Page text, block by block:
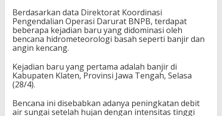
Berdasarkan data Direktorat Koordinasi
Pengendalian Operasi Darurat BNPB, terdapat
beberapa kejadian baru yang didominasi oleh
bencana hidrometeorologi basah seperti banjir dan
angin kencang.
Kejadian baru yang pertama adalah banjir di
Kabupaten Klaten, Provinsi Jawa Tengah, Selasa
(28/4).
Bencana ini disebabkan adanya peningkatan debit
air sungai setelah hujan dengan intensitas tinggi